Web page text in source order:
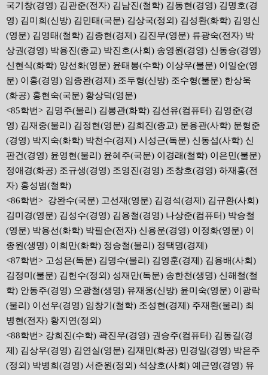
국기창(경영) 김관준(전자) 김남진(철학) 김동현(경영) 김명호(경
영) 김미희(신방) 김민태(국문) 김상국(정외) 김성환(화학) 김영신
(영문) 김영태(철학) 김종현(경제) 김진무(영문) 류광숙(전자) 박
상권(경영) 박용진(종교) 박진호(사회) 송영원(경영) 신동승(경영)
신현식(화학) 양선화(영문) 윤태봉(수학) 이상우(불문) 이일순(영
문) 이홍(경영) 임종완(경제) 조두형(신방) 조수형(불문) 한상욱
(화공) 홍현숙(국문) 황상덕(영문)
<85학번> 김명주(물리) 김봉관(화학) 김선유(컴퓨터) 김영준(경
영) 김재중(물리) 김정현(영문) 김희진(종교) 문용관(사학) 문형준
(경영) 박지숙(화학) 박천수(경제) 시성근(독문) 신동섭(사학) 신
판건(경영) 윤영현(물리) 윤혜주(국문) 이경래(철학) 이은민(불문)
정애경(화공) 조규생(경영) 조영진(경영) 조창호(경영) 하재홍(전
자) 홍성범(철학)
<86학번> 강완수(국문) 고선재(영문) 김경석(경제) 김규환(사회)
김미경(영문) 김성수(경영) 김용철(경영) 나상준(컴퓨터) 박승철
(영문) 박용선(화학) 박필순(전자) 신용운(경영) 이정화(영문) 이
종원(생명) 이희만(화학) 정승철(물리) 정택명(경제)
<87학번> 고성은(독문) 김명수(물리) 김영훈(경제) 김용배(사회)
김정미(불문) 김헌수(정외) 성재만(독문) 송한천(생명) 신해철(철
학) 안동주(경영) 오광철(생명) 유재웅(신방) 윤미숙(영문) 이광락
(물리) 이선우(경영) 임창기(철학) 조성현(경제) 주재환(물리) 최
병현(전자) 황지연(정외)
<88학번> 강희진(수학) 곽진우(경영) 권승주(컴퓨터) 김동길(경
제) 김상우(경영) 김연실(영문) 김재민(화공) 민경일(경영) 박은주
(정외) 박병희(경영) 서준원(정외) 석상호(사회) 예근영(경영) 유